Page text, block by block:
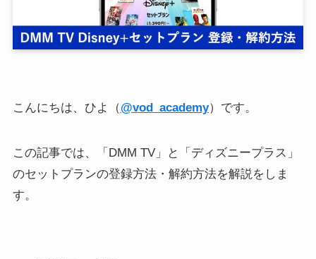
こんにちは、ひよ（@vod_academy）です。
この記事では、「DMM TV」と「ディズニープラス」
のセットプランの登録方法・解約方法を解説をしま
す。